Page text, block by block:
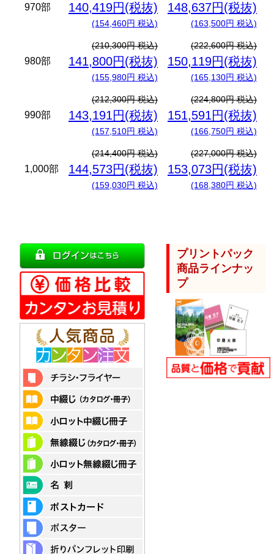
970部 140,419円(税抜)
(154,460円 税込)
148,637円(税抜)
(163,500円 税込)
980部
(210,300円 税込)
141,800円(税抜)
(155,980円 税込)
(222,600円 税込)
150,119円(税抜)
(165,130円 税込)
990部
(212,300円 税込)
143,191円(税抜)
(157,510円 税込)
(224,800円 税込)
151,591円(税抜)
(166,750円 税込)
1,000部
(214,400円 税込)
144,573円(税抜)
(159,030円 税込)
(227,000円 税込)
153,073円(税抜)
(168,380円 税込)
プリントパック
商品ラインナッ
プ